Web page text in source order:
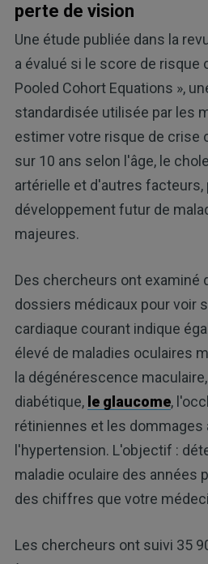
perte de vision
Une étude publiée dans la
a évalué si le score de risque
Pooled Cohort Equations »,
standardisée utilisée par les
estimer votre risque de crise
sur 10 ans selon l'âge, le
artérielle et d'autres facteurs,
développement futur de
majeures.
Des chercheurs ont examiné
dossiers médicaux pour voir
cardiaque courant indique
élevé de maladies oculaires
la dégénérescence
diabétique, le glaucome,
rétiniennes et les dommages
l'hypertension. L'objectif :
maladie oculaire des années
des chiffres que votre
Les chercheurs ont suivi 35